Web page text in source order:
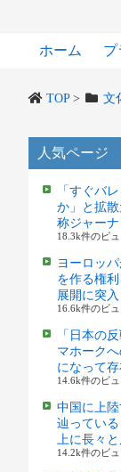
ホーム プ
TOP> 文
人気ページ
「すぐバ
か」と拡
称ジャー
18.3k件のビュ
ヨーロッ
を作る権
展開に突
16.6k件のビュ
「日本の
マホーク
になって
14.6k件のビュ
中国に上
辿ってい
上に長々
14.2k件のビュ